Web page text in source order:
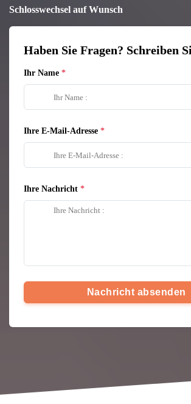
Schlosswechsel auf Wunsch
Haben Sie Fragen? Schreiben
Ihr Name
Ihre E-Mail-Adresse
Ihre Nachricht
Nachricht absenden